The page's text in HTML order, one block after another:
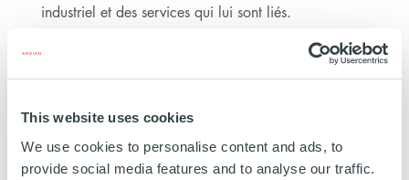
This website uses cookies
We use cookies to personalise content and ads, to
provide social media features and to analyse our traffic.
industriel et des services qui lui sont liés.
Les détails financiers des transactions avec DT et